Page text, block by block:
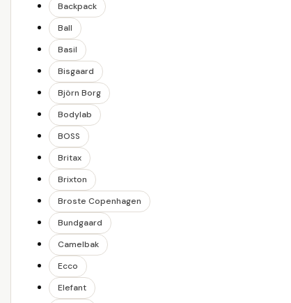
Backpack
Ball
Basil
Bisgaard
Björn Borg
Bodylab
BOSS
Britax
Brixton
Broste Copenhagen
Bundgaard
Camelbak
Ecco
Elefant